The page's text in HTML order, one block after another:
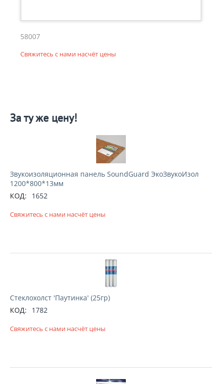
58007
Свяжитесь с нами насчёт цены
За ту же цену!
Звукоизоляционная панель SoundGuard ЭкоЗвукоИзол
1200*800*13мм
КОД:
1652
Свяжитесь с нами насчёт цены
Стеклохолст 'Паутинка' (25гр)
КОД:
1782
Свяжитесь с нами насчёт цены